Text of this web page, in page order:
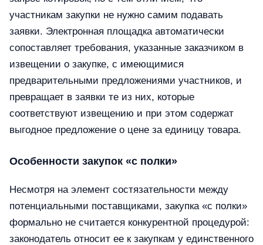
участникам закупки не нужно самим подавать
заявки. Электронная площадка автоматически
сопоставляет требования, указанные заказчиком в
извещении о закупке, с имеющимися
предварительными предложениями участников, и
превращает в заявки те из них, которые
соответствуют извещению и при этом содержат
выгодное предложение о цене за единицу товара.
Особенности закупок «с полки»
Несмотря на элемент состязательности между
потенциальными поставщиками, закупка «с полки»
формально не считается конкурентной процедурой:
законодатель относит ее к закупкам у единственного